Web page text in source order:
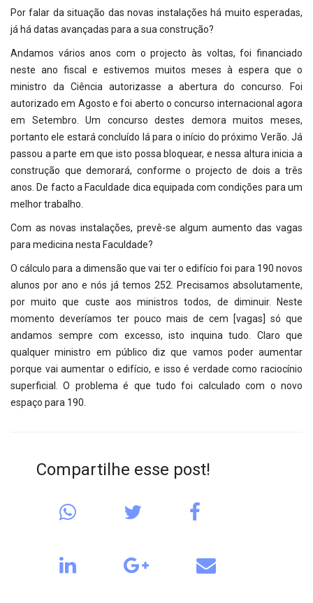
Por falar da situação das novas instalações há muito esperadas,
já há datas avançadas para a sua construção?
Andamos vários anos com o projecto às voltas, foi financiado
neste ano fiscal e estivemos muitos meses à espera que o
ministro da Ciência autorizasse a abertura do concurso. Foi
autorizado em Agosto e foi aberto o concurso internacional agora
em Setembro. Um concurso destes demora muitos meses,
portanto ele estará concluído lá para o início do próximo Verão. Já
passou a parte em que isto possa bloquear, e nessa altura inicia a
construção que demorará, conforme o projecto de dois a três
anos. De facto a Faculdade dica equipada com condições para um
melhor trabalho.
Com as novas instalações, prevê-se algum aumento das vagas
para medicina nesta Faculdade?
O cálculo para a dimensão que vai ter o edifício foi para 190 novos
alunos por ano e nós já temos 252. Precisamos absolutamente,
por muito que custe aos ministros todos, de diminuir. Neste
momento deveríamos ter pouco mais de cem [vagas] só que
andamos sempre com excesso, isto inquina tudo. Claro que
qualquer ministro em público diz que vamos poder aumentar
porque vai aumentar o edifício, e isso é verdade como raciocínio
superficial. O problema é que tudo foi calculado com o novo
espaço para 190.
Compartilhe esse post!